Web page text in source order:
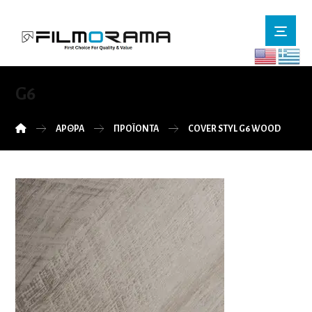
G6
ΆΡΘΡΑ ΠΡΟΪΌΝΤΑ COVER STYL G6 WOOD